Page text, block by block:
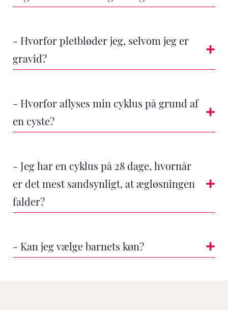
- Hvorfor pletbløder jeg, selvom jeg er
gravid?
- Hvorfor aflyses min cyklus på grund af
en cyste?
- Jeg har en cyklus på 28 dage, hvornår
er det mest sandsynligt, at ægløsningen
falder?
- Kan jeg vælge barnets køn?